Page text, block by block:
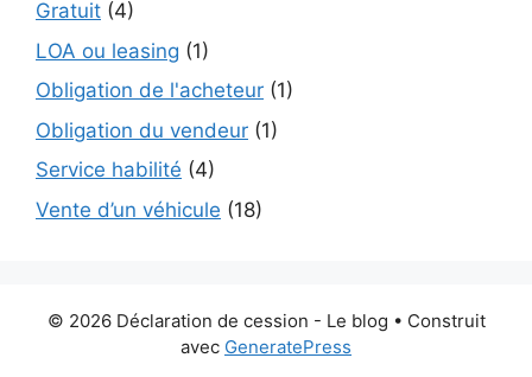
Gratuit (4)
LOA ou leasing (1)
Obligation de l'acheteur (1)
Obligation du vendeur (1)
Service habilité (4)
Vente d’un véhicule (18)
© 2026 Déclaration de cession - Le blog • Construit
avec GeneratePress